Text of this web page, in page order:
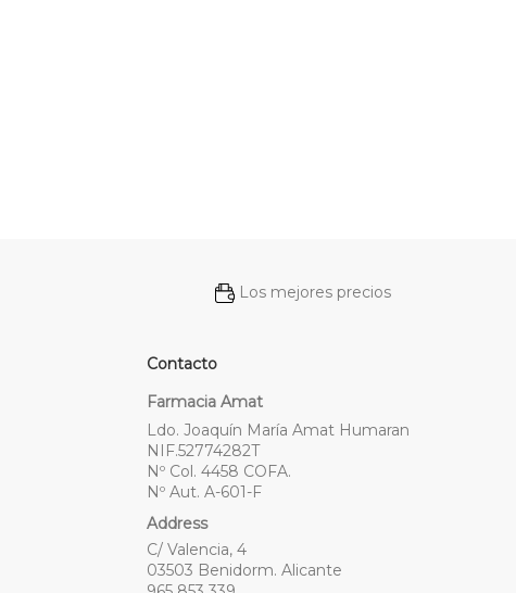
Los mejores precios
Contacto
Farmacia Amat
Ldo. Joaquín María Amat Humaran
NIF.52774282T
Nº Col. 4458 COFA.
Nº Aut. A-601-F
Address
C/ Valencia, 4
03503 Benidorm. Alicante